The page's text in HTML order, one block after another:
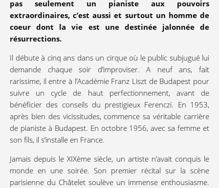
pas seulement un pianiste aux pouvoirs
extraordinaires, c’est aussi et surtout un homme de
coeur dont la vie est une destinée jalonnée de
résurrections.
Il débute à cinq ans dans un cirque où le public subjugué lui
demande chaque soir d’improviser. A neuf ans, fait
rarissime, il entre à l’Académie Franz Liszt de Budapest pour
suivre un cycle de haut perfectionnement, avant de
bénéficier des conseils du prestigieux Ferenczi. En 1953,
après bien des vicissitudes, commence sa véritable carrière
de pianiste à Budapest. En octobre 1956, avec sa femme et
son fils, il s’installe en France.
Jamais depuis le XIXème siècle, un artiste n’avait conquis le
monde en une soirée. Son premier récital sur la scène
parisienne du Châtelet soulève un immense enthousiasme.